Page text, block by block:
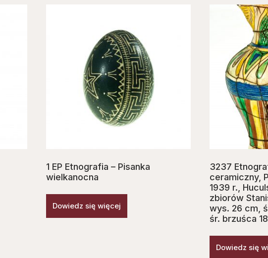
1 EP Etnografia – Pisanka
wielkanocna
Dowiedz się więcej
3237
ceramiczny,
1939 r.,
zbiorów
wys. 26 cm,
śr. brzuśca
Dowiedz się